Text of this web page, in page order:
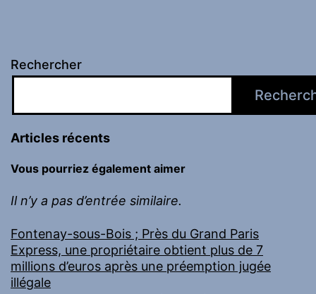
Rechercher
Articles récents
Vous pourriez également aimer
Il n’y a pas d’entrée similaire.
Fontenay-sous-Bois ; Près du Grand Paris
Express, une propriétaire obtient plus de 7
millions d’euros après une préemption jugée
illégale